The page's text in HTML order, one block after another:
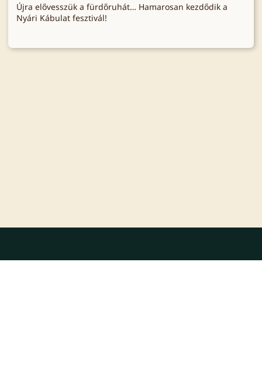
Újra elővesszük a fürdőruhát… Hamarosan kezdődik a
Nyári Kábulat fesztivál!